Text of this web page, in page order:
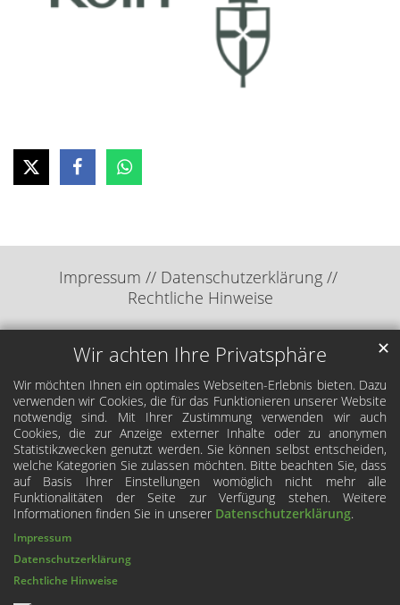
Wir achten Ihre Privatsphäre
Wir möchten Ihnen ein optimales Webseiten-Erlebnis bieten. Dazu
verwenden wir Cookies, die für das Funktionieren unserer Website
notwendig sind. Mit Ihrer Zustimmung verwenden wir auch
Cookies, die zur Anzeige externer Inhalte oder zu anonymen
Statistikzwecken genutzt werden. Sie können selbst entscheiden,
welche Kategorien Sie zulassen möchten. Bitte beachten Sie, dass
auf Basis Ihrer Einstellungen womöglich nicht mehr alle
Funktionalitäten der Seite zur Verfügung stehen. Weitere
Informationen finden Sie in unserer Datenschutzerklärung.
✕
Impressum
Datenschutzerklärung
Rechtliche Hinweise
Impressum
Datenschutzerklärung
Rechtliche Hinweise